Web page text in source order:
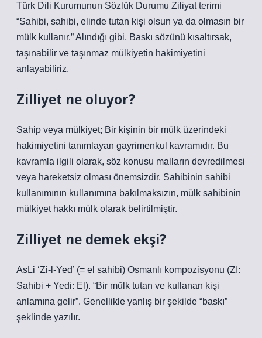
Türk Dili Kurumunun Sözlük Durumu Ziliyat terimi
“Sahibi, sahibi, elinde tutan kişi olsun ya da olmasın bir
mülk kullanır.” Alındığı gibi. Baskı sözünü kısaltırsak,
taşınabilir ve taşınmaz mülkiyetin hakimiyetini
anlayabiliriz.
Zilliyet ne oluyor?
Sahip veya mülkiyet; Bir kişinin bir mülk üzerindeki
hakimiyetini tanımlayan gayrimenkul kavramıdır. Bu
kavramla ilgili olarak, söz konusu malların devredilmesi
veya hareketsiz olması önemsizdir. Sahibinin sahibi
kullanımının kullanımına bakılmaksızın, mülk sahibinin
mülkiyet hakkı mülk olarak belirtilmiştir.
Zilliyet ne demek ekşi?
AsLi ‘Zi-l-Yed’ (= el sahibi) Osmanlı kompozisyonu (ZI:
Sahibi + Yedi: El). “Bir mülk tutan ve kullanan kişi
anlamına gelir”. Genellikle yanlış bir şekilde “baskı”
şeklinde yazılır.